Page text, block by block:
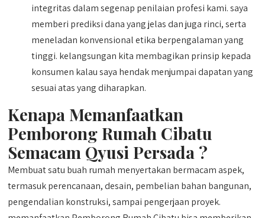
integritas dalam segenap penilaian profesi kami. saya
memberi prediksi dana yang jelas dan juga rinci, serta
meneladan konvensional etika berpengalaman yang
tinggi. kelangsungan kita membagikan prinsip kepada
konsumen kalau saya hendak menjumpai dapatan yang
sesuai atas yang diharapkan.
Kenapa Memanfaatkan
Pemborong Rumah Cibatu
Semacam Qyusi Persada ?
Membuat satu buah rumah menyertakan bermacam aspek,
termasuk perencanaan, desain, pembelian bahan bangunan,
pengendalian konstruksi, sampai pengerjaan proyek.